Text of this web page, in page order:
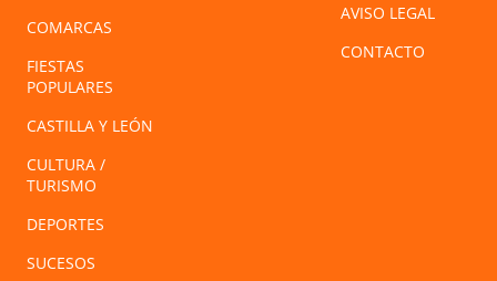
COMARCAS
FIESTAS
POPULARES
CASTILLA Y LEÓN
CULTURA /
TURISMO
DEPORTES
SUCESOS
AVISO LEGAL
CONTACTO